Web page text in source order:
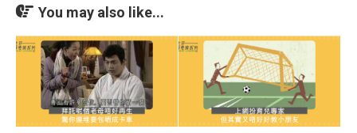
You may also like...